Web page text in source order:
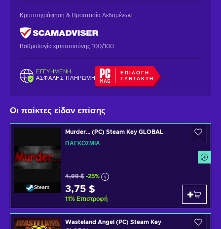
Κρυπτογράφηση & Προστασία Δεδομένων
Βαθμολογία εμπιστοσύνης 100/100
ΕΓΓΥΗΜΈΝΗ
ΑΣΦΑΛΉΣ ΠΛΗΡΩΜΉ
ΕΠΙΛΟΓΉ
ΣΥΝΤΆΚΤΗ
Οι παίκτες είδαν επίσης
Steam
Murder... (PC) Steam Key GLOBAL
ΠΑΓΚΌΣΜΙΑ
4,99 $ -25%
3,75 $
11% Επιστροφή
Wasteland Angel (PC) Steam Key